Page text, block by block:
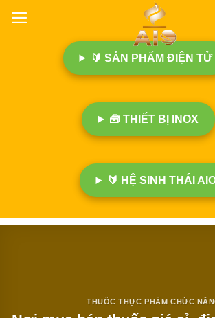
🔰 SẢN PHẨM ĐIỆN TỬ
🧰 THIẾT BỊ INOX
🔰 HỆ SINH THÁI
THUỐC THỰC PHẨM CHỨC